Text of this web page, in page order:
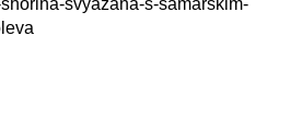
svyazana-s-samarskim-